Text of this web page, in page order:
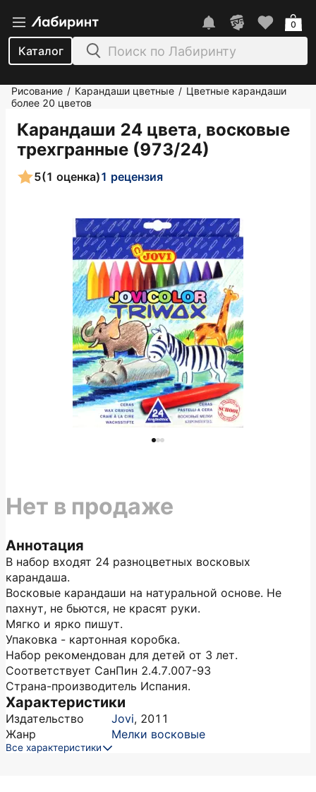
Каталог
0
Рисование / Карандаши цветные / Цветные карандаши
более 20 цветов
Карандаши 24 цвета, восковые
трехгранные (973/24)
5(1 оценка)1 рецензия
Аннотация
В набор входят 24 разноцветных восковых
карандаша.
Восковые карандаши на натуральной основе. Не
пахнут, не бьются, не красят руки.
Мягко и ярко пишут.
Упаковка - картонная коробка.
Набор рекомендован для детей от 3 лет.
Соответствует СанПин 2.4.7.007-93
Страна-производитель Испания.
Характеристики
Издательство Jovi, 2011
Жанр
Мелки восковые
Все характеристики
Нет в продаже